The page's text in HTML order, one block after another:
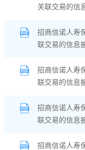
关联交易的信
招商信诺人寿
联交易的信息
招商信诺人寿
联交易的信息
招商信诺人寿
联交易的信息
招商信诺人寿